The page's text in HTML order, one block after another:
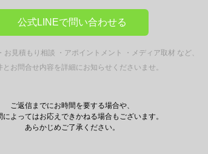
公式LINEで問い合わせる
お見積もり相談 ・アポイントメント ・メディア取材 など、
とお問合せ内容を詳細にお知らせくださいませ。
ご返信までにお時間を要する場合や、
によってはお応えできかねる場合もございます。
あらかじめご了承ください。